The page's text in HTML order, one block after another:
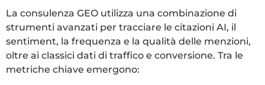
La consulenza GEO utilizza una combinazione di
strumenti avanzati per tracciare le citazioni AI, il
sentiment, la frequenza e la qualità delle menzioni,
oltre ai classici dati di traffico e conversione. Tra le
metriche chiave emergono: